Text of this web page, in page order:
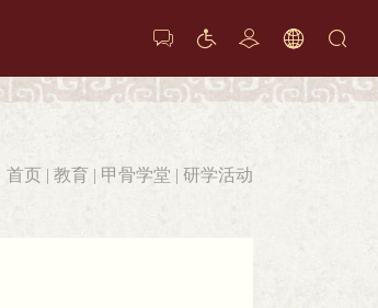
    
首页 | 教育 | 甲骨学堂 | 研学活动